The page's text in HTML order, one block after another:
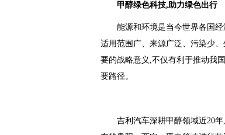
甲醇绿色科技,助力绿色出行
能源和环境是当今世界各国
适用范围广、来源广泛、污染少
要的战略意义,不仅有利于推动我
要路径。
吉利汽车深耕甲醇领域近20